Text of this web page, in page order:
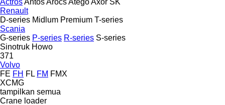
Renault
D-series Midlum Premium T-series
Scania
G-series P-series R-series S-series
Sinotruk Howo
371
Volvo
FE FH FL FM FMX
XCMG
tampilkan semua
Crane loader